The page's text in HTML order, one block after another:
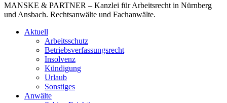
MANSKE & PARTNER – Kanzlei für Arbeitsrecht in Nürnberg
und Ansbach. Rechtsanwälte und Fachanwälte.
Aktuell
Arbeitsschutz
Betriebsverfassungsrecht
Insolvenz
Kündigung
Urlaub
Sonstiges
Anwälte